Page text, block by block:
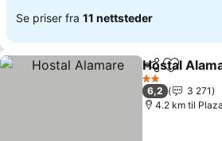
Se priser fra 11 nettsteder
Del Legg til
Hostal
2 Stjerner
6,2
3 271
4.2 km til